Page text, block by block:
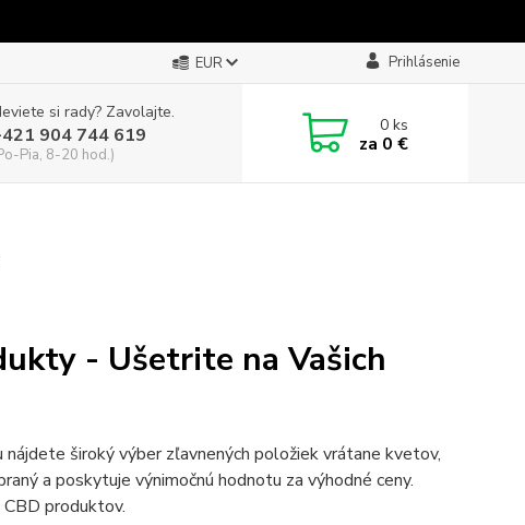
EUR Prihlásenie
si rady? Zavolajte.
904 744 619
Pia, 8-20 hod.)
0ks
za 0 €
- Ušetrite na Vašich
široký výber zľavnených položiek vrátane kvetov,
a poskytuje výnimočnú hodnotu za výhodné ceny.
produktov.